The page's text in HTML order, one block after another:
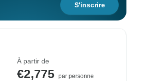
S'inscrire
À partir de
€2,775 par personne